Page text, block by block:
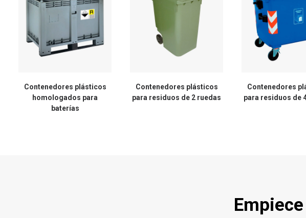
Contenedores plásticos
homologados para
baterías
Contenedores plásticos
para residuos de 2 ruedas
Contenedores
para residuos de